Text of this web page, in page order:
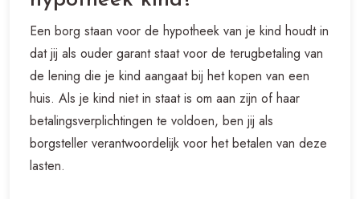
Een borg staan voor de hypotheek van je kind houdt in
dat jij als ouder garant staat voor de terugbetaling van
de lening die je kind aangaat bij het kopen van een
huis. Als je kind niet in staat is om aan zijn of haar
betalingsverplichtingen te voldoen, ben jij als
borgsteller verantwoordelijk voor het betalen van deze
lasten.